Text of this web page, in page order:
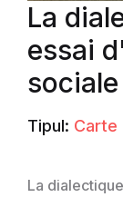
La
essai
sociale
Tipul: Carte
La